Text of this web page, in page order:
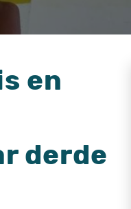
en
derde